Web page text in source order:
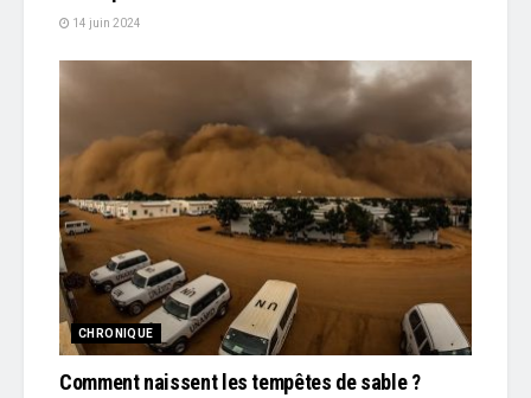
14 juin 2024
CHRONIQUE
Comment naissent les tempêtes de sable ?